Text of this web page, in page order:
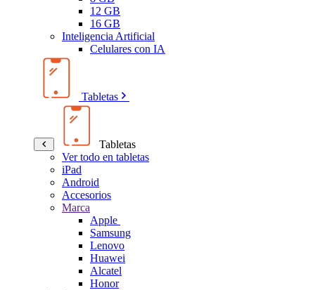
12 GB
16 GB
Inteligencia Artificial
Celulares con IA
Tabletas
Tabletas
Ver todo en tabletas
iPad
Android
Accesorios
Marca
Apple
Samsung
Lenovo
Huawei
Alcatel
Honor